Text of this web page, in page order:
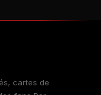
cartes de